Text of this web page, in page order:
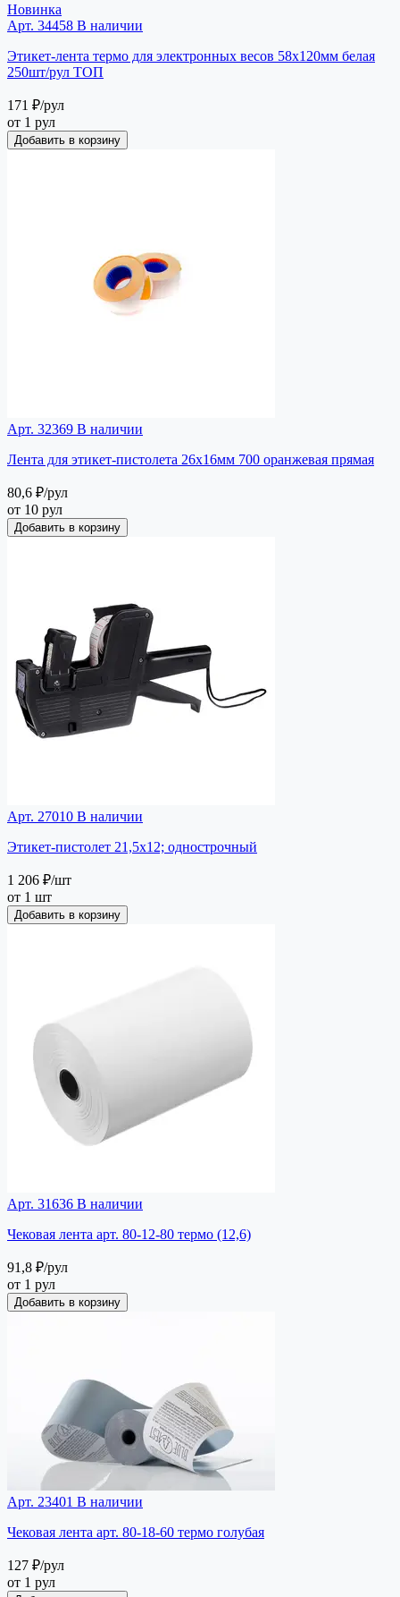
Новинка
Арт. 34458 В наличии
Этикет-лента термо для электронных весов 58х120мм белая
250шт/рул ТОП
171 ₽/рул
от 1 рул
Добавить в корзину
Арт. 32369 В наличии
Лента для этикет-пистолета 26х16мм 700 оранжевая прямая
80,6 ₽/рул
от 10 рул
Добавить в корзину
Арт. 27010 В наличии
Этикет-пистолет 21,5х12; однострочный
1 206 ₽/шт
от 1 шт
Добавить в корзину
Арт. 31636 В наличии
Чековая лента арт. 80-12-80 термо (12,6)
91,8 ₽/рул
от 1 рул
Добавить в корзину
Арт. 23401 В наличии
Чековая лента арт. 80-18-60 термо голубая
127 ₽/рул
от 1 рул